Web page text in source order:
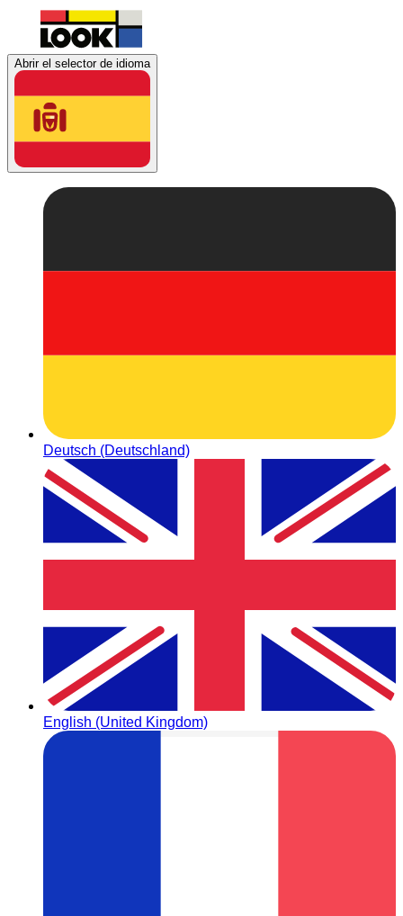
Abrir el selector de idioma
Deutsch (Deutschland)
English (United Kingdom)